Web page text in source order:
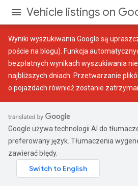
Vehicle listings on
Wyniki wyszukiwania Google są
poście na blogu). Funkcja
bezpłatnych wynikach wyszukiwania
najbliższych dniach. Przetwarzanie
o pojazdach również zostanie
Google używa technologii AI do
preferowany język. Tłumaczenia
zawierać błędy.